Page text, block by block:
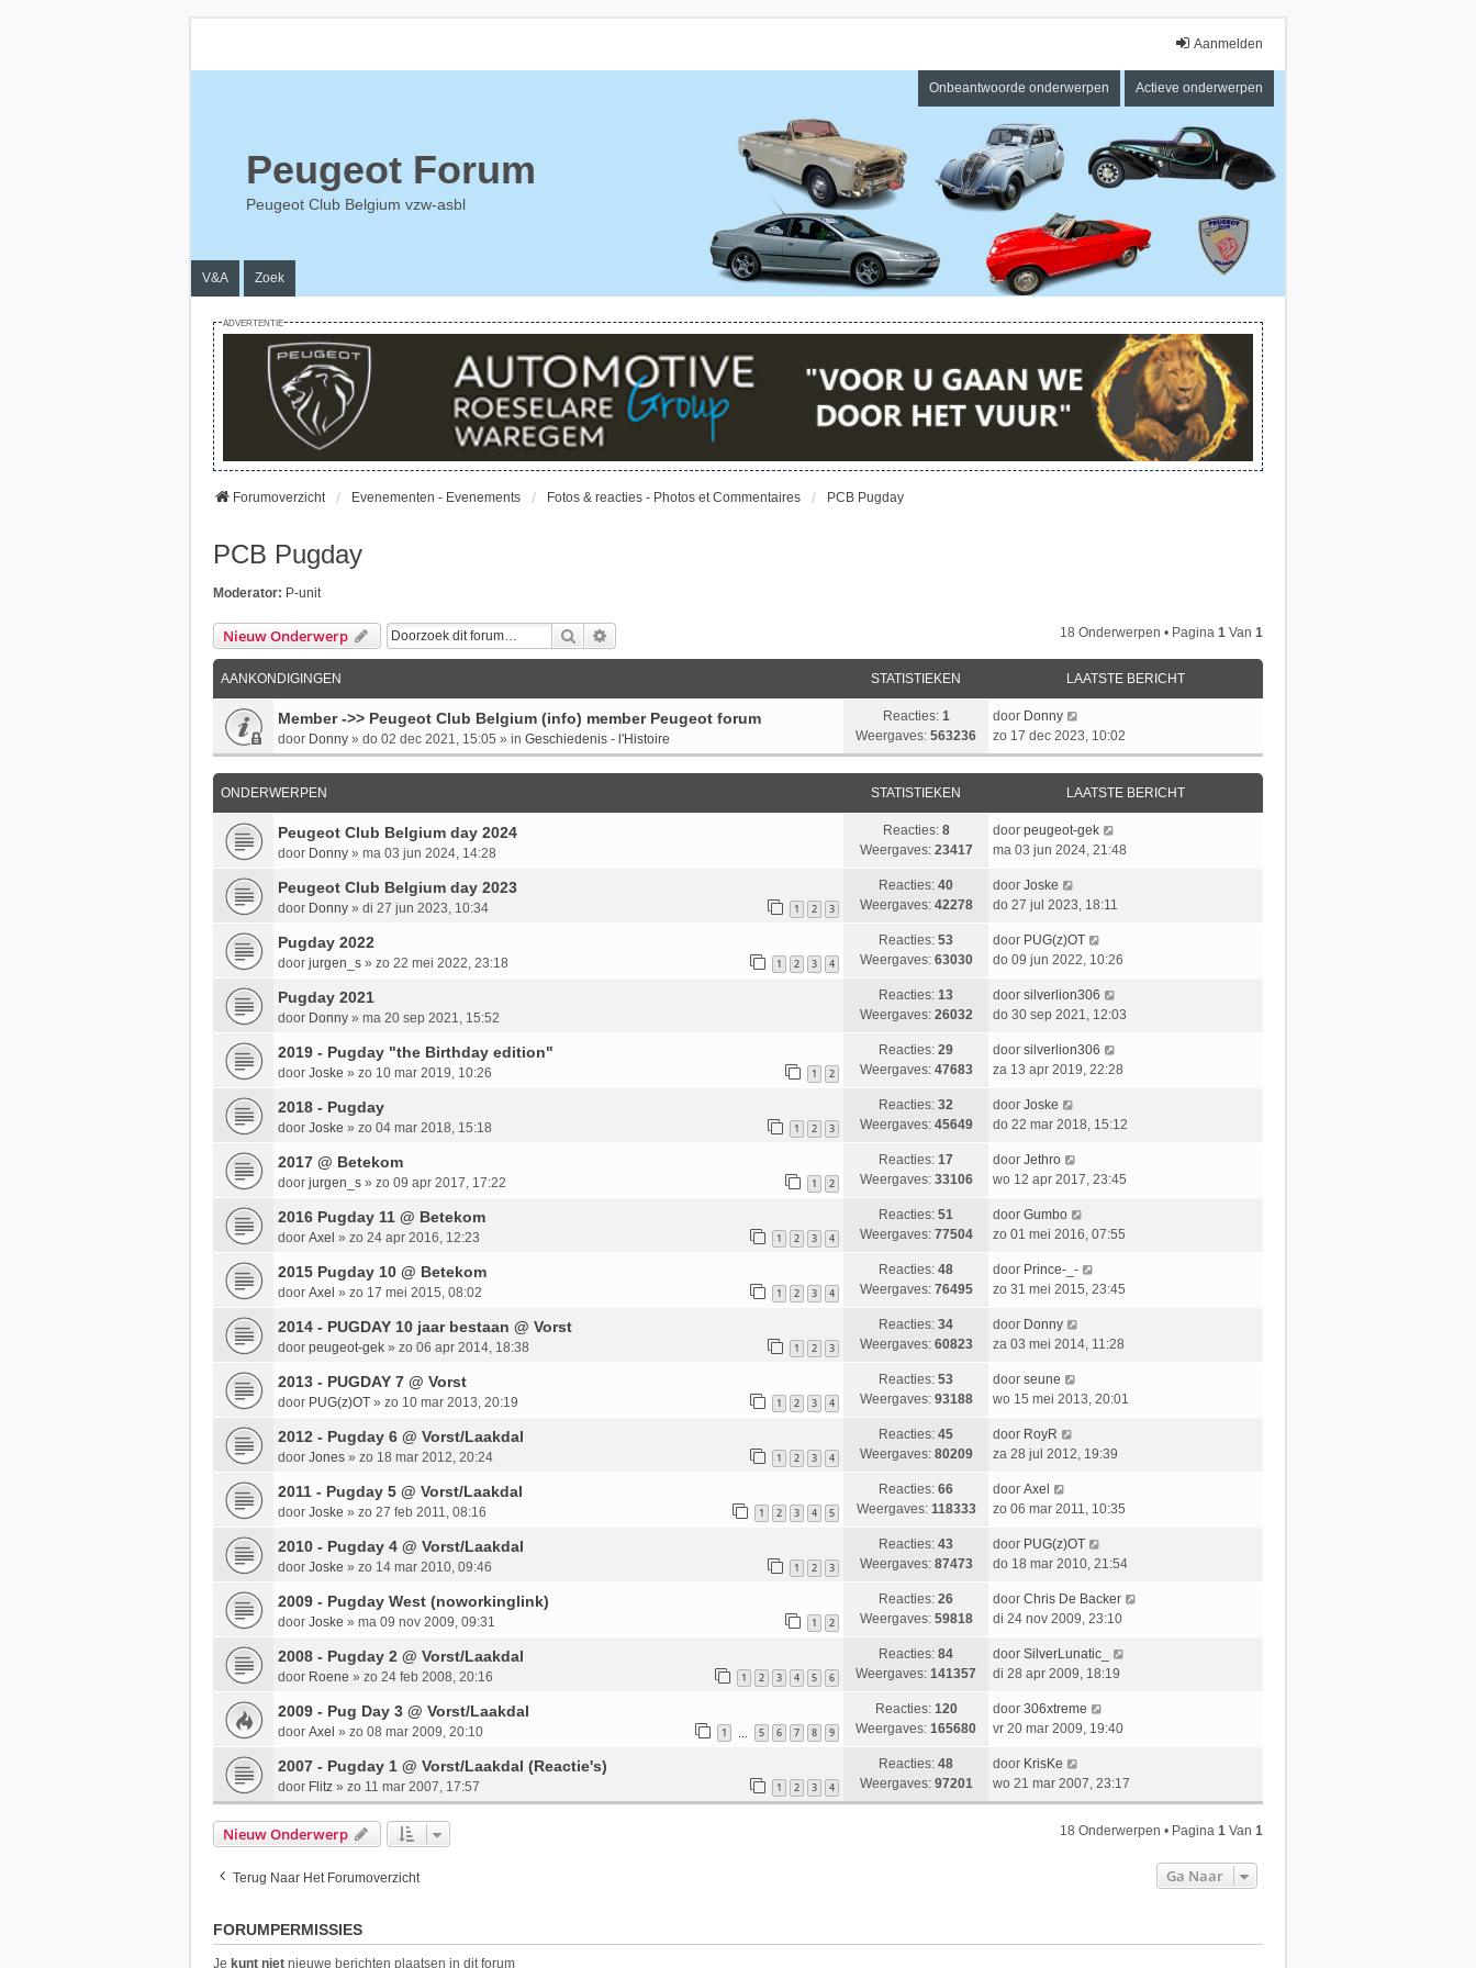
Aanmelden
Onbeantwoorde onderwerpen Actieve onderwerpen
Peugeot Forum
Peugeot Club Belgium vzw-asbl
V&A Zoek
ADVERTENTIE
Forumoverzicht Evenementen - Evenements Fotos & reacties - Photos et Commentaires PCB Pugday
PCB Pugday
Moderator: P-unit
Nieuw Onderwerp Zoek 18 Onderwerpen • Pagina 1 Van 1
AANKONDIGINGEN STATISTIEKEN LAATSTE BERICHT
Member ->> Peugeot Club Belgium (info) member Peugeot forum
door Donny » do 02 dec 2021, 15:05 » in Geschiedenis - l'Histoire
Reacties: 1
Weergaves: 563236
L
a
a
t
t
e
b
r
i
c
h
door Donny
zo 17 dec 2023, 10:02
ONDERWERPEN STATISTIEKEN LAATSTE BERICHT
Peugeot Club Belgium day 2024
door Donny » ma 03 jun 2024, 14:28
Reacties: 8
Weergaves: 23417
L
a
t
s
e
b
e
c
h
door peugeot-gek
ma 03 jun 2024, 21:48
Peugeot Club Belgium day 2023
door Donny » di 27 jun 2023, 10:34 1 2 3
Reacties: 40
Weergaves: 42278
L
a
t
s
e
b
e
c
h
door Joske
do 27 jul 2023, 18:11
Pugday 2022
door jurgen_s » zo 22 mei 2022, 23:18 1 2 3 4
Reacties: 53
Weergaves: 63030
L
a
t
s
e
b
e
c
h
door PUG(z)OT
do 09 jun 2022, 10:26
Pugday 2021
door Donny » ma 20 sep 2021, 15:52
Reacties: 13
Weergaves: 26032
L
a
t
s
e
b
e
c
h
door silverlion306
do 30 sep 2021, 12:03
2019 - Pugday "the Birthday edition"
door Joske » zo 10 mar 2019, 10:26 1 2
Reacties: 29
Weergaves: 47683
L
a
t
s
e
b
e
c
h
door silverlion306
za 13 apr 2019, 22:28
2018 - Pugday
door Joske » zo 04 mar 2018, 15:18 1 2 3
Reacties: 32
Weergaves: 45649
L
a
t
s
e
b
e
c
h
door Joske
do 22 mar 2018, 15:12
2017 @ Betekom
door jurgen_s » zo 09 apr 2017, 17:22 1 2
Reacties: 17
Weergaves: 33106
L
a
t
s
e
b
e
c
h
door Jethro
wo 12 apr 2017, 23:45
2016 Pugday 11 @ Betekom
door Axel » zo 24 apr 2016, 12:23 1 2 3 4
Reacties: 51
Weergaves: 77504
L
a
t
s
e
b
e
c
h
door Gumbo
zo 01 mei 2016, 07:55
2015 Pugday 10 @ Betekom
door Axel » zo 17 mei 2015, 08:02 1 2 3 4
Reacties: 48
Weergaves: 76495
L
a
t
s
e
b
e
c
h
door Prince-_-
zo 31 mei 2015, 23:45
2014 - PUGDAY 10 jaar bestaan @ Vorst
door peugeot-gek » zo 06 apr 2014, 18:38 1 2 3
Reacties: 34
Weergaves: 60823
L
a
t
s
e
b
e
c
h
door Donny
za 03 mei 2014, 11:28
2013 - PUGDAY 7 @ Vorst
door PUG(z)OT » zo 10 mar 2013, 20:19 1 2 3 4
Reacties: 53
Weergaves: 93188
L
a
t
s
e
b
e
c
h
door seune
wo 15 mei 2013, 20:01
2012 - Pugday 6 @ Vorst/Laakdal
door Jones » zo 18 mar 2012, 20:24 1 2 3 4
Reacties: 45
Weergaves: 80209
L
a
t
s
e
b
e
c
h
door RoyR
za 28 jul 2012, 19:39
2011 - Pugday 5 @ Vorst/Laakdal
door Joske » zo 27 feb 2011, 08:16 1 2 3 4 5
Reacties: 66
Weergaves: 118333
L
a
t
s
e
b
e
c
h
door Axel
zo 06 mar 2011, 10:35
2010 - Pugday 4 @ Vorst/Laakdal
door Joske » zo 14 mar 2010, 09:46 1 2 3
Reacties: 43
Weergaves: 87473
L
a
t
s
e
b
e
c
h
t
door PUG(z)OT
do 18 mar 2010, 21:54
2009 - Pugday West (noworkinglink)
door Joske » ma 09 nov 2009, 09:31 1 2
Reacties: 26
Weergaves: 59818
L
a
t
s
e
b
e
door Chris De Backer
di 24 nov 2009, 23:10
2008 - Pugday 2 @ Vorst/Laakdal
door Roene » zo 24 feb 2008, 20:16 1 2 3 4 5 6
Reacties: 84
Weergaves: 141357
L
a
t
s
e
b
door SilverLunatic_
di 28 apr 2009, 18:19
2009 - Pug Day 3 @ Vorst/Laakdal
door Axel » zo 08 mar 2009, 20:10 1 … 5 6 7 8 9
Reacties: 120
Weergaves: 165680
L
a
t
s
t
h
door 306xtreme
vr 20 mar 2009, 19:40
2007 - Pugday 1 @ Vorst/Laakdal (Reactie's)
door Flitz » zo 11 mar 2007, 17:57 1 2 3 4
Reacties: 48
Weergaves: 97201
L
a
a
r
door KrisKe
wo 21 mar 2007, 23:17
Nieuw Onderwerp 18 Onderwerpen • Pagina 1 Van 1
Terug Naar Het Forumoverzicht Ga Naar
FORUMPERMISSIES
Je kunt niet nieuwe berichten plaatsen in dit forum